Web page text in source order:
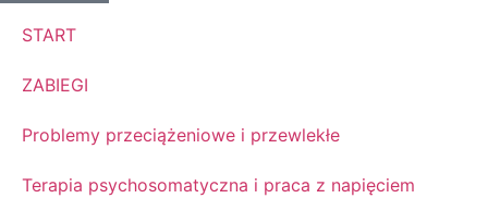
START
ZABIEGI
Problemy przeciążeniowe i przewlekłe
Terapia psychosomatyczna i praca z napięciem